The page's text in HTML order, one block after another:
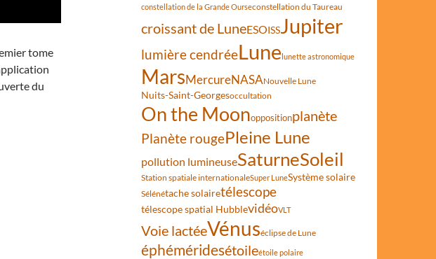
tome
du
qui instruit et fait rêver les 6-10 ans
constellation de la Grande Ourseconstellation du Taureau
croissant de LuneESOISSJupiter
lumière cendréeLunelunette astronomique
MarsMercureNASANouvelle Lune
Nuits-Saint-Georgesoccultation
On the Moonoppositionplanète
Planète rougePleine Lune
pollution lumineuseSaturneSoleil
Station spatiale internationaleSuper LuneSystème solaire
Sélénétache solairetélescope
télescope spatial HubblevidéoVLT
Voie lactéeVénuséclipse de Lune
éphéméridesétoileétoile polaire